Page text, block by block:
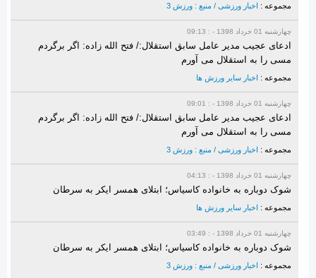
مجموعه : اخبار ورزشی / منبع : ورزش 3
چهارشنبه 01 خرداد 1398 - : 09:13
ادعای عجیب مدیر عامل سابق استقلال:/ فتح الله زاده: اگر برگردم
مسی را به استقلال می آورم
مجموعه : اخبار سایر ورزش ها
چهارشنبه 01 خرداد 1398 - : 09:01
ادعای عجیب مدیر عامل سابق استقلال:/ فتح الله زاده: اگر برگردم
مسی را به استقلال می آورم
مجموعه : اخبار ورزشی / منبع : ورزش 3
چهارشنبه 01 خرداد 1398 - : 04:13
شوک دوباره به خانواده کاسیاس؛ ابتلای همسر ایکر به سرطان
مجموعه : اخبار سایر ورزش ها
چهارشنبه 01 خرداد 1398 - : 03:49
شوک دوباره به خانواده کاسیاس؛ ابتلای همسر ایکر به سرطان
مجموعه : اخبار ورزشی / منبع : ورزش 3